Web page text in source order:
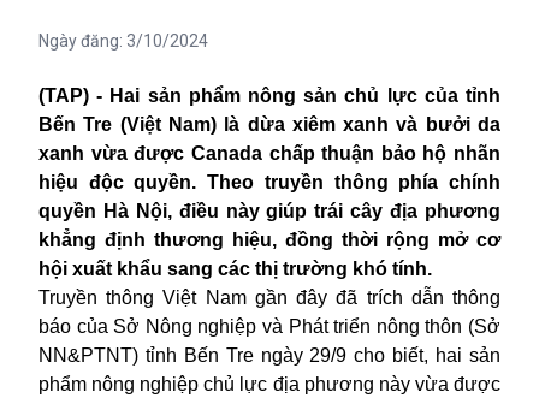
Ngày đăng: 3/10/2024
(TAP) - Hai sản phẩm nông sản chủ lực của tỉnh
Bến Tre (Việt Nam) là dừa xiêm xanh và bưởi da
xanh vừa được Canada chấp thuận bảo hộ nhãn
hiệu độc quyền. Theo truyền thông phía chính
quyền Hà Nội, điều này giúp trái cây địa phương
khẳng định thương hiệu, đồng thời rộng mở cơ
hội xuất khẩu sang các thị trường khó tính.
Truyền thông Việt Nam gần đây đã trích dẫn thông
báo của Sở Nông nghiệp và Phát triển nông thôn (Sở
NN&PTNT) tỉnh Bến Tre ngày 29/9 cho biết, hai sản
phẩm nông nghiệp chủ lực địa phương này vừa được